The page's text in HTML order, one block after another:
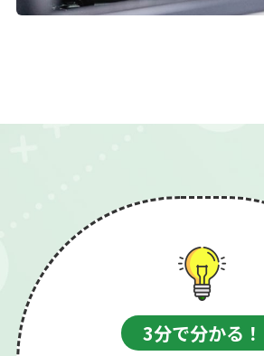
お問い合わせ
3分で分かる！